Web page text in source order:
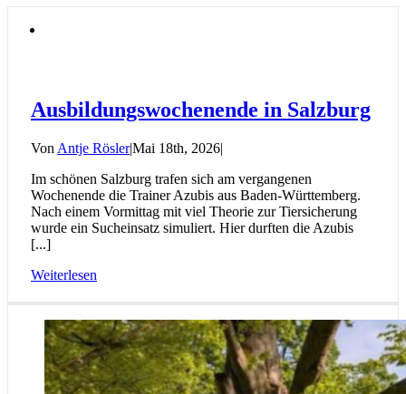
Ausbildungswochenende in Salzburg
Von Antje Rösler|Mai 18th, 2026|
Im schönen Salzburg trafen sich am vergangenen
Wochenende die Trainer Azubis aus Baden-Württemberg.
Nach einem Vormittag mit viel Theorie zur Tiersicherung
wurde ein Sucheinsatz simuliert. Hier durften die Azubis
[...]
Weiterlesen